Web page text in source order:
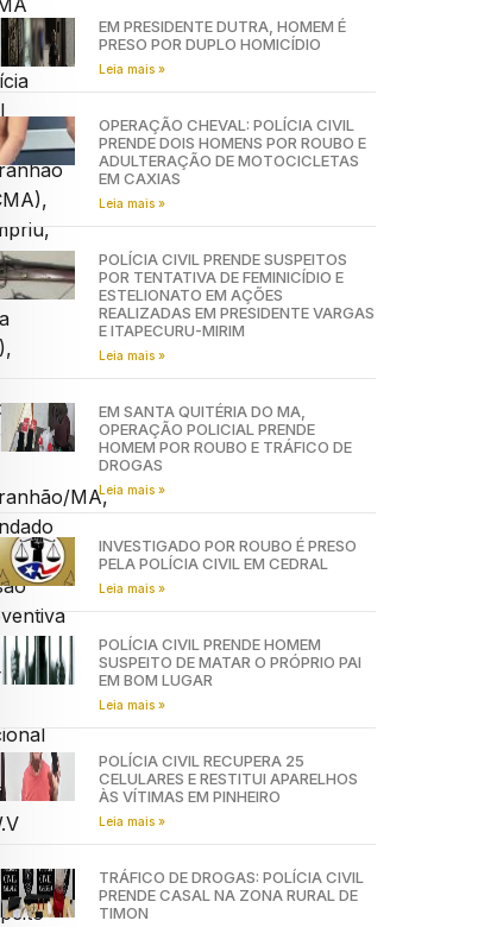
MA,
EM PRESIDENTE DUTRA, HOMEM É
PRESO POR DUPLO HOMICÍDIO
Leia mais »
OPERAÇÃO CHEVAL: POLÍCIA CIVIL
PRENDE DOIS HOMENS POR ROUBO E
ADULTERAÇÃO DE MOTOCICLETAS
EM CAXIAS
Leia mais »
POLÍCIA CIVIL PRENDE SUSPEITOS
POR TENTATIVA DE FEMINICÍDIO E
ESTELIONATO EM AÇÕES
REALIZADAS EM PRESIDENTE VARGAS
E ITAPECURU-MIRIM
Leia mais »
EM SANTA QUITÉRIA DO MA,
OPERAÇÃO POLICIAL PRENDE
HOMEM POR ROUBO E TRÁFICO DE
DROGAS
Leia mais »
INVESTIGADO POR ROUBO É PRESO
PELA POLÍCIA CIVIL EM CEDRAL
Leia mais »
POLÍCIA CIVIL PRENDE HOMEM
SUSPEITO DE MATAR O PRÓPRIO PAI
EM BOM LUGAR
Leia mais »
POLÍCIA CIVIL RECUPERA 25
CELULARES E RESTITUI APARELHOS
ÀS VÍTIMAS EM PINHEIRO
Leia mais »
TRÁFICO DE DROGAS: POLÍCIA CIVIL
PRENDE CASAL NA ZONA RURAL DE
TIMON